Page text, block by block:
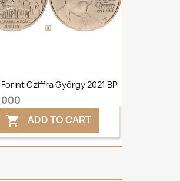
Cziffra György 2021 BP
 ADD TO CART